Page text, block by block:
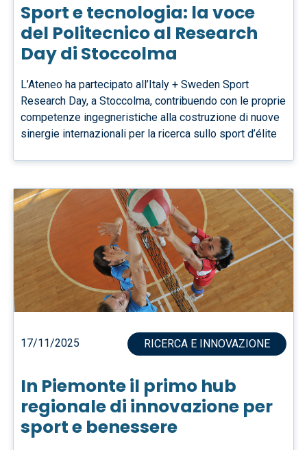
Sport e tecnologia: la voce
del Politecnico al Research
Day di Stoccolma
L’Ateneo ha partecipato all’Italy + Sweden Sport
Research Day, a Stoccolma, contribuendo con le proprie
competenze ingegneristiche alla costruzione di nuove
sinergie internazionali per la ricerca sullo sport d’élite
17/11/2025 RICERCA E INNOVAZIONE
In Piemonte il primo hub
regionale di innovazione per
sport e benessere